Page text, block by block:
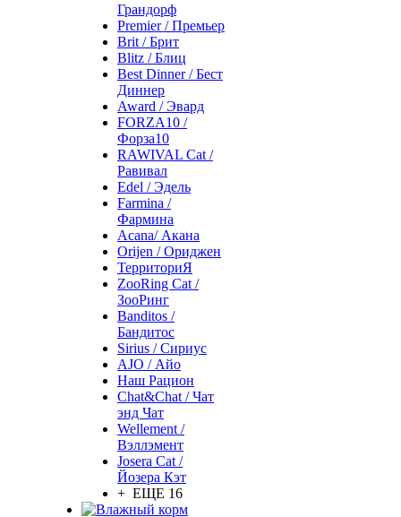
Грандорф
Premier / Премьер
Brit / Брит
Blitz / Блиц
Best Dinner / Бест
Диннер
Award / Эвард
FORZA10 /
Форза10
RAWIVAL Cat /
Равивал
Edel / Эдель
Farmina /
Фармина
Acana/ Акана
Orijen / Ориджен
ТерриториЯ
ZooRing Cat /
ЗооРинг
Banditos /
Бандитос
Sirius / Сириус
AJO / Айо
Наш Рацион
Chat&Chat / Чат
энд Чат
Wellement /
Вэллэмент
Josera Cat /
Йозера Кэт
+ ЕЩЕ 16